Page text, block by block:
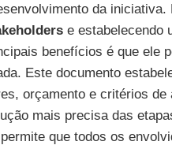
da
e estabelecendo
benefícios é que ele
Este documento
orçamento e critérios
mais precisa das
que todos os